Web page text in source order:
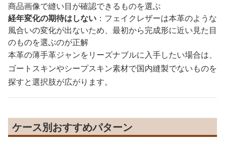
商品画像で縫い目が確認できるものを選ぶ
経年変化の期待はしない ：フェイクレザーは本革のような
風合いの変化が出ないため、最初から完成形に近い見た目
のものを選ぶのが正解
本革の薄手革ジャンをリーズナブルに入手したい場合は、
ゴートスキンやシープスキン素材で国内縫製でないものを
探すと選択肢が広がります。
ケース別おすすめパターン